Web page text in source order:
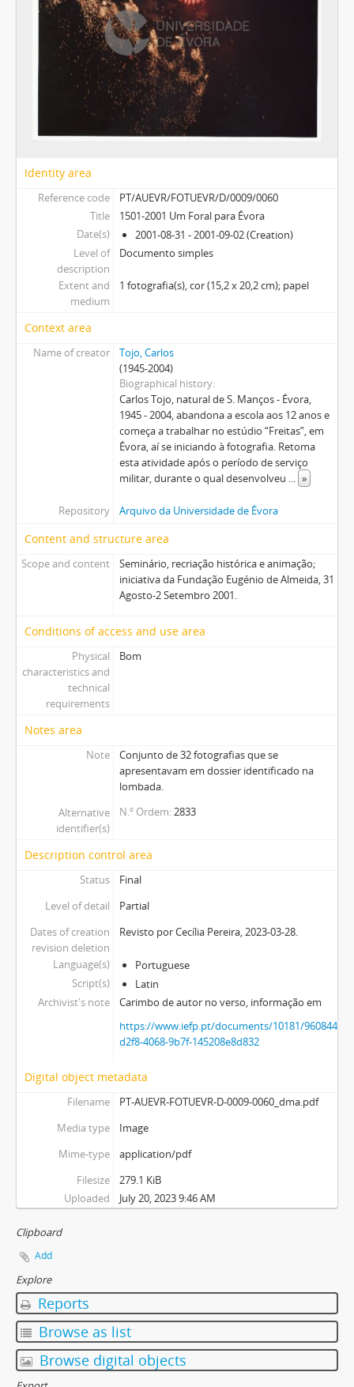
Identity area
Reference code
PT/AUEVR/FOTUEVR/D/0009/0060
Title
1501-2001 Um Foral para Évora
Date(s)
2001-08-31 - 2001-09-02 (Creation)
Level of
description
Documento simples
Extent and
medium
1 fotografia(s), cor (15,2 x 20,2 cm); papel
Context area
Name of creator
Tojo, Carlos
(1945-2004)
Biographical history
Carlos Tojo, natural de S. Manços - Évora,
1945 - 2004, abandona a escola aos 12 anos e
começa a trabalhar no estúdio “Freitas”, em
Évora, aí se iniciando à fotografia. Retoma
esta atividade após o período de serviço
militar, durante o qual desenvolveu ... »
Repository Arquivo da Universidade de Évora
Content and structure area
Scope and content
Seminário, recriação histórica e animação;
iniciativa da Fundação Eugénio de Almeida, 31
Agosto-2 Setembro 2001.
Conditions of access and use area
Physical
characteristics and
technical
requirements
Bom
Notes area
Note
Conjunto de 32 fotografias que se
apresentavam em dossier identificado na
lombada.
Alternative
identifier(s)
N.º Ordem 2833
Description control area
Status
Final
Level of detail
Partial
Dates of creation
revision deletion
Revisto por Cecília Pereira, 2023-03-28.
Language(s)
Portuguese
Script(s)
Latin
Archivist's note
Carimbo de autor no verso, informação em
https://www.iefp.pt/documents/10181/9608447/
d2f8-4068-9b7f-145208e8d832
Digital object metadata
Filename
PT-AUEVR-FOTUEVR-D-0009-0060_dma.pdf
Media type
Image
Mime-type
application/pdf
Filesize
279.1 KiB
Uploaded
July 20, 2023 9:46 AM
Clipboard
Add
Explore
Reports
Browse as list
Browse digital objects